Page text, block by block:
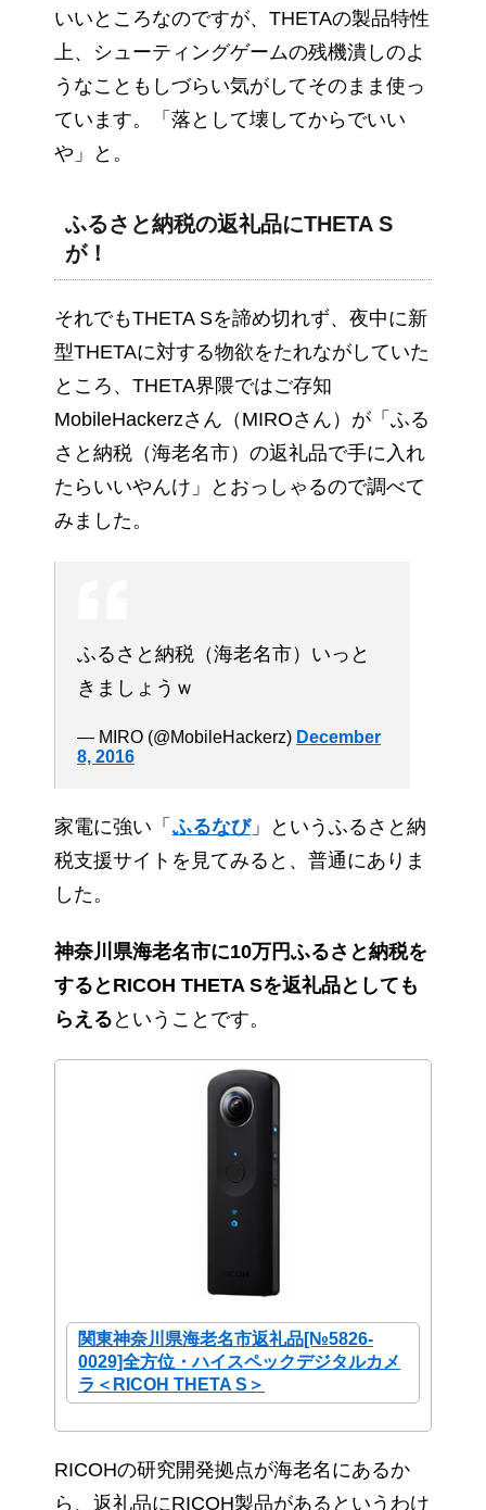
いいところなのですが、THETAの製品特性
上、シューティングゲームの残機潰しのよ
うなこともしづらい気がしてそのまま使っ
ています。「落として壊してからでいい
や」と。
ふるさと納税の返礼品にTHETA S
が！
それでもTHETA Sを諦め切れず、夜中に新
型THETAに対する物欲をたれながしていた
ところ、THETA界隈ではご存知
MobileHackerzさん（MIROさん）が「ふる
さと納税（海老名市）の返礼品で手に入れ
たらいいやんけ」とおっしゃるので調べて
みました。
ふるさと納税（海老名市）いっと
きましょうｗ
— MIRO (@MobileHackerz) December
8, 2016
家電に強い「 ふるなび」というふるさと納
税支援サイトを見てみると、普通にありま
した。
神奈川県海老名市に10万円ふるさと納税を
するとRICOH THETA Sを返礼品としても
らえる ということです。
関東神奈川県海老名市返礼品[№5826-
0029]全方位・ハイスペックデジタルカメ
ラ＜RICOH THETA S＞
RICOHの研究開発拠点が海老名にあるか
ら、返礼品にRICOH製品があるというわけ